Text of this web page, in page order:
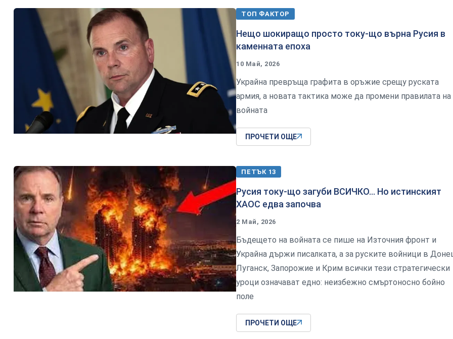
ТОП ФАКТОР
Нещо шокиращо просто току-що върна Русия в
каменната епоха
10 Май, 2026
Украйна превръща графита в оръжие срещу руската
армия, а новата тактика може да промени правилата на
войната
ПРОЧЕТИ ОЩЕ
ПЕТЪК 13
Русия току-що загуби ВСИЧКО... Но истинският
ХАОС едва започва
2 Май, 2026
Бъдещето на войната се пише на Източния фронт и
Украйна държи писалката, а за руските войници в
Луганск, Запорожие и Крим всички тези стратегически
уроци означават едно: неизбежно смъртоносно бойно
поле
ПРОЧЕТИ ОЩЕ